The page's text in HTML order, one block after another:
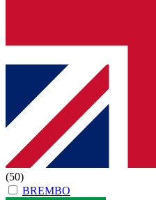
(50)
BREMBO